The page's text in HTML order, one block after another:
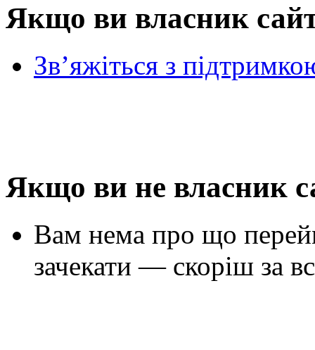
Якщо ви власник
Зв’яжіться з
Якщо ви не власник
Вам нема про що
зачекати — скоріш за